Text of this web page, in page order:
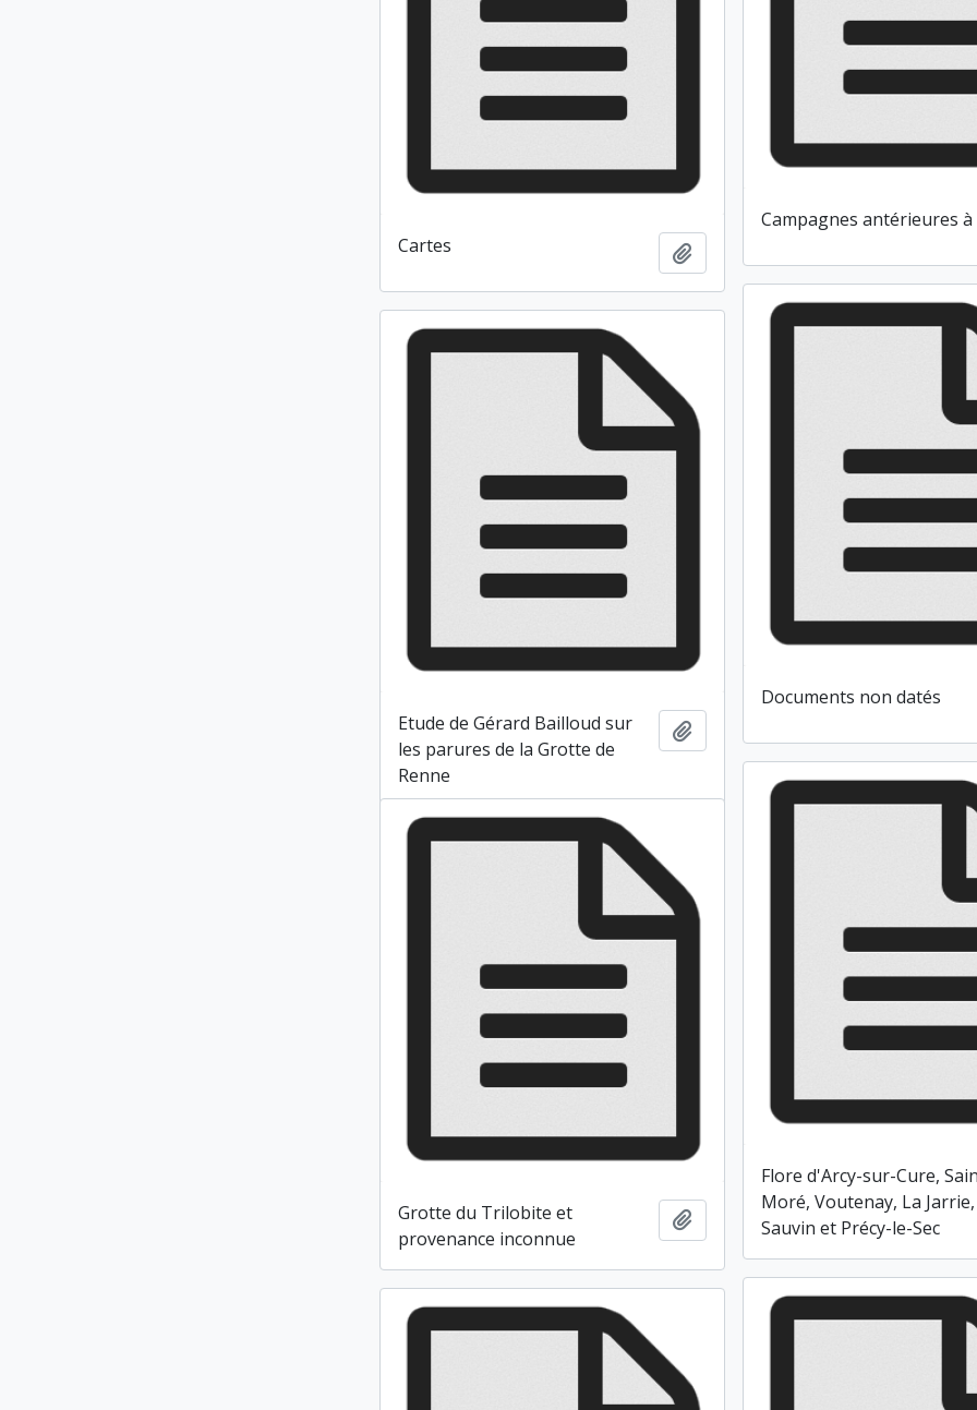
Campagnes antérieures à
Cartes
Documents non datés
Etude de Gérard Bailloud sur
les parures de la Grotte de
Renne
Flore d'Arcy-sur-Cure,
Moré, Voutenay, La
Sauvin et Précy-le-Sec
Grotte du Trilobite et
provenance inconnue
Ajouter au presse-papier